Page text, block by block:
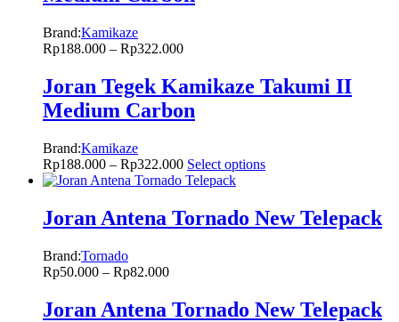
Brand:Kamikaze
Rp188.000 – Rp322.000
Joran Tegek Kamikaze Takumi II
Medium Carbon
Brand:Kamikaze
Rp188.000 – Rp322.000 Select options
Joran Antena Tornado New Telepack
Brand:Tornado
Rp50.000 – Rp82.000
Joran Antena Tornado New Telepack